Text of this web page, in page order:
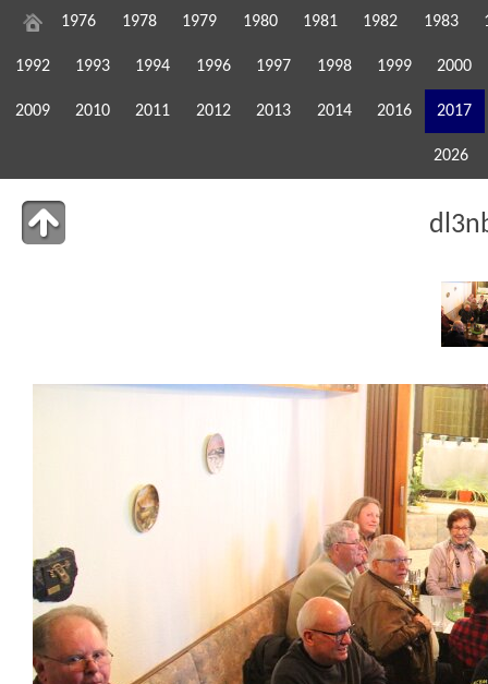
1976 1978 1979 1980 1981 1982 1983
1992 1993 1994 1996 1997 1998 1999 2000
2009 2010 2011 2012 2013 2014 2016 2017
2026